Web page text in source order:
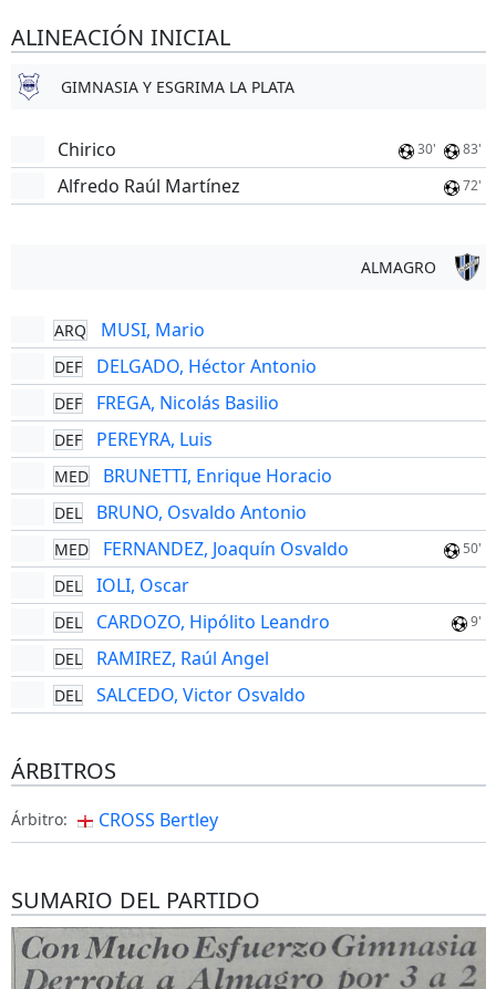
ALINEACIÓN INICIAL
GIMNASIA Y ESGRIMA LA PLATA
Chirico 30' 83'
Alfredo Raúl Martínez 72'
ALMAGRO
ARQ MUSI, Mario
DEF DELGADO, Héctor Antonio
DEF FREGA, Nicolás Basilio
DEF PEREYRA, Luis
MED BRUNETTI, Enrique Horacio
DEL BRUNO, Osvaldo Antonio
MED FERNANDEZ, Joaquín Osvaldo 50'
DEL IOLI, Oscar
DEL CARDOZO, Hipólito Leandro 9'
DEL RAMIREZ, Raúl Angel
DEL SALCEDO, Victor Osvaldo
ÁRBITROS
Árbitro: CROSS Bertley
SUMARIO DEL PARTIDO